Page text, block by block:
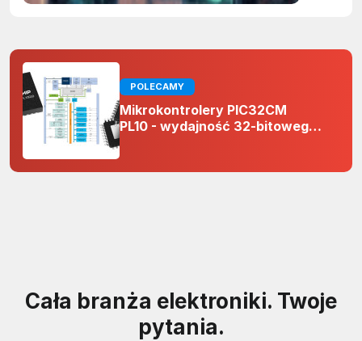
POLECAMY
Mikrokontrolery PIC32CM
PL10 - wydajność 32-bitowego
projektach 5 V
Cała branża elektroniki. Twoje
pytania.